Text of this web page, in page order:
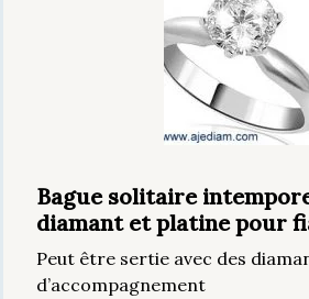
Bague solitaire
diamant et platine pour
Peut être sertie avec des
d’accompagnement